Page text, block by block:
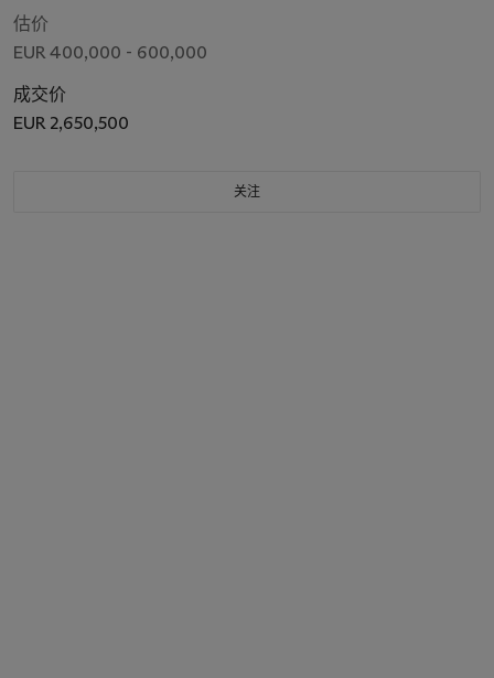
估价
EUR 400,000 - 600,000
成交价
EUR 2,650,500
关注